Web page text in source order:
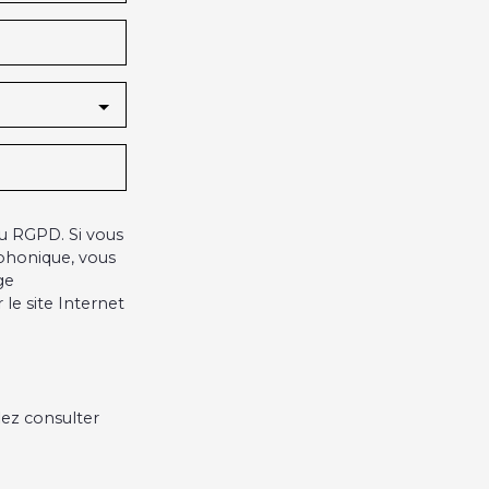
Si vous
vous
le site Internet
consulter